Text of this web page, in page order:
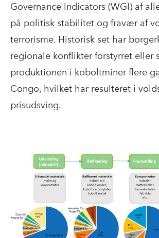
Governance Indicators (WGI) af
på politisk stabilitet og fravær af
terrorisme. Historisk set har
regionale konflikter forstyrret eller
produktionen i koboltminer flere
Congo, hvilket har resulteret i
prisudsving.